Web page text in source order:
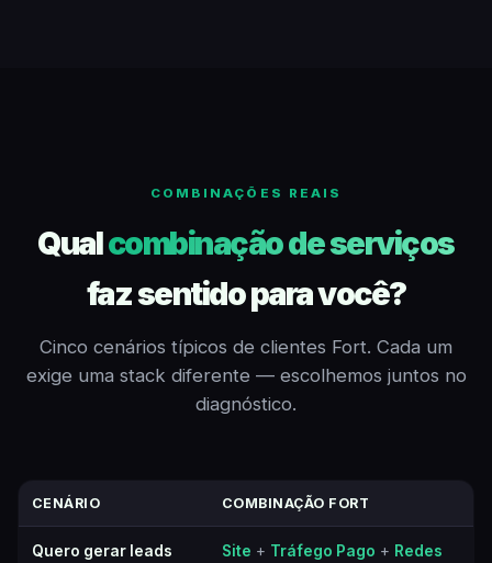
COMBINAÇÕES REAIS
Qualcombinação de serviços
faz sentido para você?
Cinco cenários típicos de clientes Fort. Cada um
exige uma stack diferente — escolhemos juntos no
diagnóstico.
CENÁRIO COMBINAÇÃO FORT
Quero gerar leads
Site + Tráfego Pago + Redes